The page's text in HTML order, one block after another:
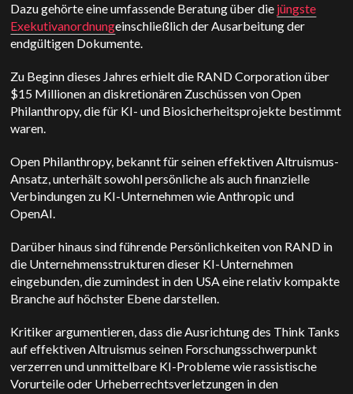
Dazu gehörte eine umfassende Beratung über die jüngste
Exekutivanordnungeinschließlich der Ausarbeitung der
endgültigen Dokumente.
Zu Beginn dieses Jahres erhielt die RAND Corporation über
$15 Millionen an diskretionären Zuschüssen von Open
Philanthropy, die für KI- und Biosicherheitsprojekte bestimmt
waren.
Open Philanthropy, bekannt für seinen effektiven Altruismus-
Ansatz, unterhält sowohl persönliche als auch finanzielle
Verbindungen zu KI-Unternehmen wie Anthropic und
OpenAI.
Darüber hinaus sind führende Persönlichkeiten von RAND in
die Unternehmensstrukturen dieser KI-Unternehmen
eingebunden, die zumindest in den USA eine relativ kompakte
Branche auf höchster Ebene darstellen.
Kritiker argumentieren, dass die Ausrichtung des Think Tanks
auf effektiven Altruismus seinen Forschungsschwerpunkt
verzerren und unmittelbare KI-Probleme wie rassistische
Vorurteile oder Urheberrechtsverletzungen in den